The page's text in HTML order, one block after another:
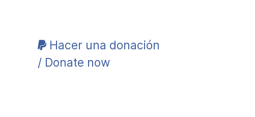
Hacer una donación
/ Donate now